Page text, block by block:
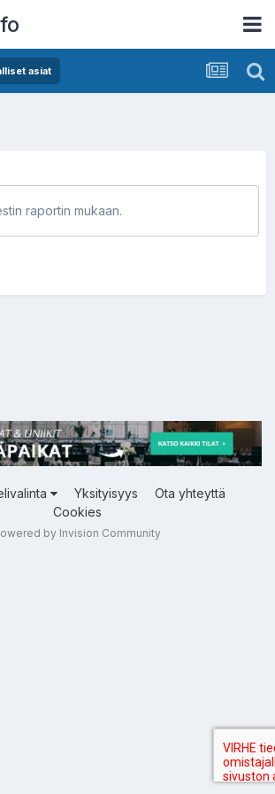
asiat
raportin mukaan.
Yksityisyys
Ota yhteyttä
Cookies
by Invision Community